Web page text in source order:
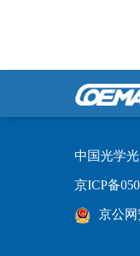
中国光学
京ICP备
京公网